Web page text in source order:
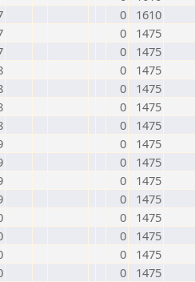
0
1610
0
1475
0
1475
0
1475
0
1475
0
1475
0
1475
0
1475
0
1475
0
1475
0
1475
0
1475
0
1475
0
1475
0
1475